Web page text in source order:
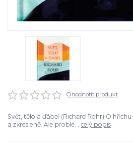
Ohodnotit produkt
Svět, tělo a ďábel (Richard Rohr) O
a zkresleně. Ale problé... celý popis